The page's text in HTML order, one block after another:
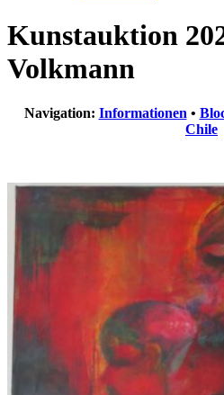
Kunstauktion
Volkmann
Navigation: Informationen •
Chile